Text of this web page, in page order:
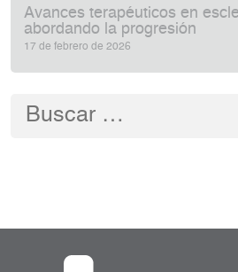
Avances terapéuticos en
abordando la progresión
17 de febrero de 2026
Buscar: